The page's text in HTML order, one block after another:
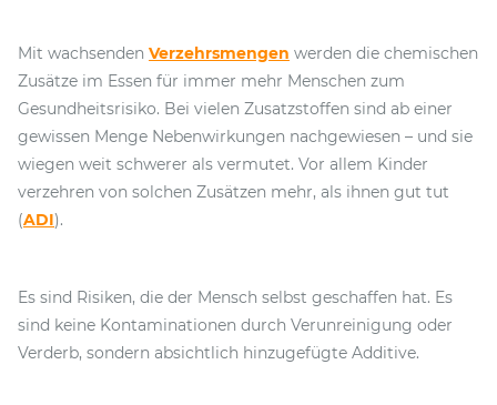
Mit wachsenden Verzehrsmengen werden die chemischen
Zusätze im Essen für immer mehr Menschen zum
Gesundheitsrisiko. Bei vielen Zusatzstoffen sind ab einer
gewissen Menge Nebenwirkungen nachgewiesen – und sie
wiegen weit schwerer als vermutet. Vor allem Kinder
verzehren von solchen Zusätzen mehr, als ihnen gut tut
(ADI).
Es sind Risiken, die der Mensch selbst geschaffen hat. Es
sind keine Kontaminationen durch Verunreinigung oder
Verderb, sondern absichtlich hinzugefügte Additive.